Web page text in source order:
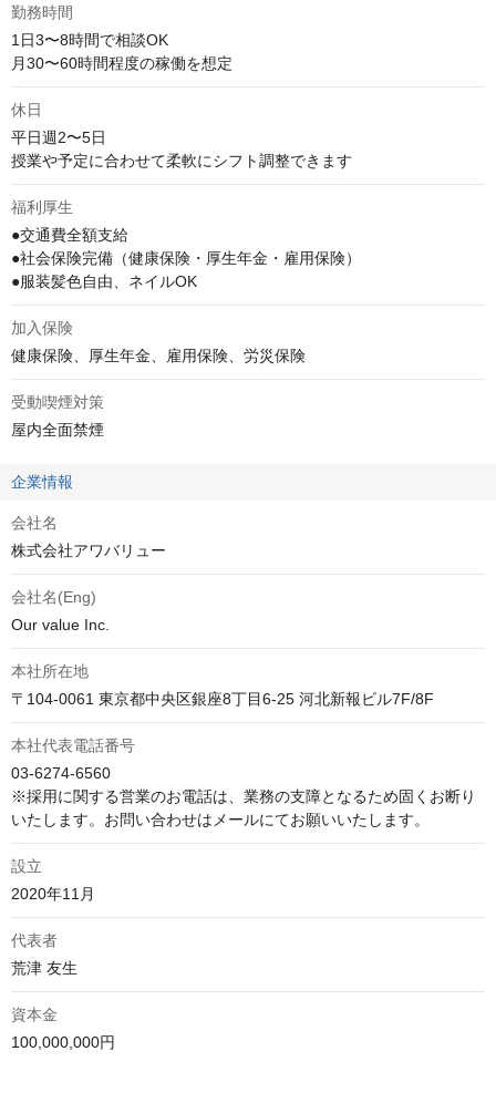
勤務時間
1日3〜8時間で相談OK
月30〜60時間程度の稼働を想定
休日
平日週2〜5日
授業や予定に合わせて柔軟にシフト調整できます
福利厚生
●交通費全額支給
●社会保険完備（健康保険・厚生年金・雇用保険）
●服装髪色自由、ネイルOK
加入保険
健康保険、厚生年金、雇用保険、労災保険
受動喫煙対策
屋内全面禁煙
企業情報
会社名
株式会社アワバリュー
会社名(Eng)
Our value Inc.
本社所在地
〒104-0061 東京都中央区銀座8丁目6-25 河北新報ビル7F/8F
本社代表電話番号
03-6274-6560
※採用に関する営業のお電話は、業務の支障となるため固くお断り
いたします。お問い合わせはメールにてお願いいたします。
設立
2020年11月
代表者
荒津 友生
資本金
100,000,000円